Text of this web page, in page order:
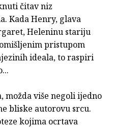
čitav niz
Kada Henry, glava
Heleninu stariju
pristupom
ideala, to raspiri
možda više negoli ijedno
bliske autorovu srcu.
kojima ocrtava